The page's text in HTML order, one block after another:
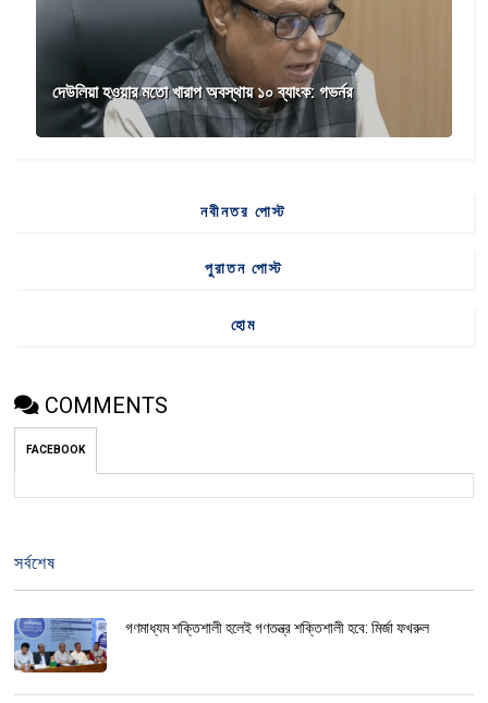
দেউলিয়া হওয়ার মতো খারাপ অবস্থায় ১০ ব্যাংক: গভর্নর
নবীনতর পোস্ট
পুরাতন পোস্ট
হোম
COMMENTS
FACEBOOK
সর্বশেষ
গণমাধ্যম শক্তিশালী হলেই গণতন্ত্র শক্তিশালী হবে: মির্জা ফখরুল